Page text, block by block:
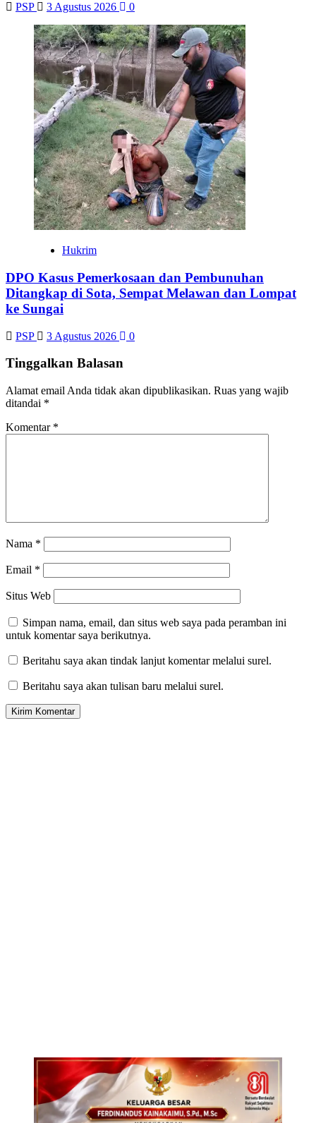
PSP 3 Agustus 2026 0
Hukrim
DPO Kasus Pemerkosaan dan Pembunuhan
Ditangkap di Sota, Sempat Melawan dan Lompat
ke Sungai
PSP 3 Agustus 2026 0
Tinggalkan Balasan
Alamat email Anda tidak akan dipublikasikan. Ruas yang wajib
ditandai *
Komentar *
Nama *
Email *
Situs Web
Simpan nama, email, dan situs web saya pada peramban ini
untuk komentar saya berikutnya.
Beritahu saya akan tindak lanjut komentar melalui surel.
Beritahu saya akan tulisan baru melalui surel.